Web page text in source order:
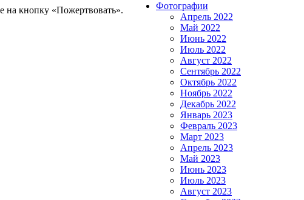
Фотографии
Апрель 2022
Май 2022
Июнь 2022
Июль 2022
Август 2022
Сентябрь 2022
Октябрь 2022
Ноябрь 2022
Декабрь 2022
Январь 2023
Февраль 2023
Март 2023
Апрель 2023
Май 2023
Июнь 2023
Июль 2023
Август 2023
кнопку «Пожертвовать».